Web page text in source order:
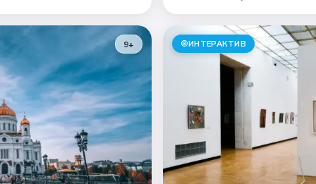
9+ ИНТЕРАКТИВ